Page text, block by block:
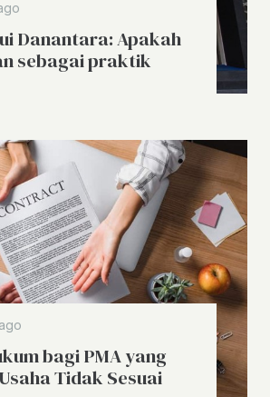
Danantara: Apakah
sebagai praktik
bagi PMA yang
Tidak Sesuai